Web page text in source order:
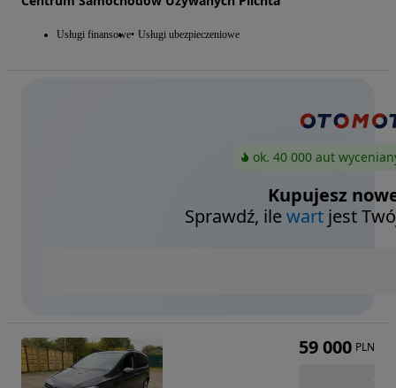
Usługi finansowe Usługi ubezpieczeniowe
ok. 40 000 aut
Kupujesz
Sprawdź, ilewart jest
59 000 PLN